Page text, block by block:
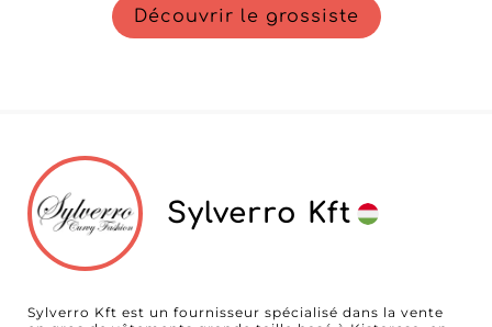
Découvrir le grossiste
Sylverro Kft
Sylverro Kft est un fournisseur spécialisé dans la vente